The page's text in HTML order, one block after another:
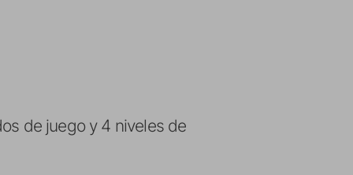
de juego y 4 niveles de